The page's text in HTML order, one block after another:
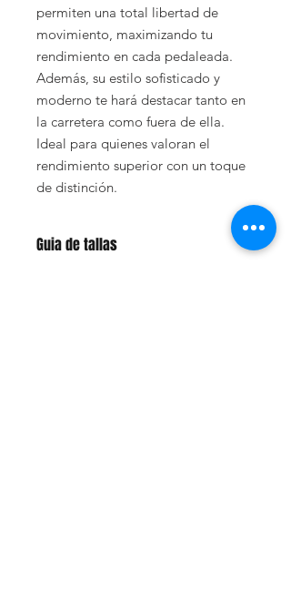
permiten una total libertad de
movimiento, maximizando tu
rendimiento en cada pedaleada.
Además, su estilo sofisticado y
moderno te hará destacar tanto en
la carretera como fuera de ella.
Ideal para quienes valoran el
rendimiento superior con un toque
de distinción.
Guia de tallas